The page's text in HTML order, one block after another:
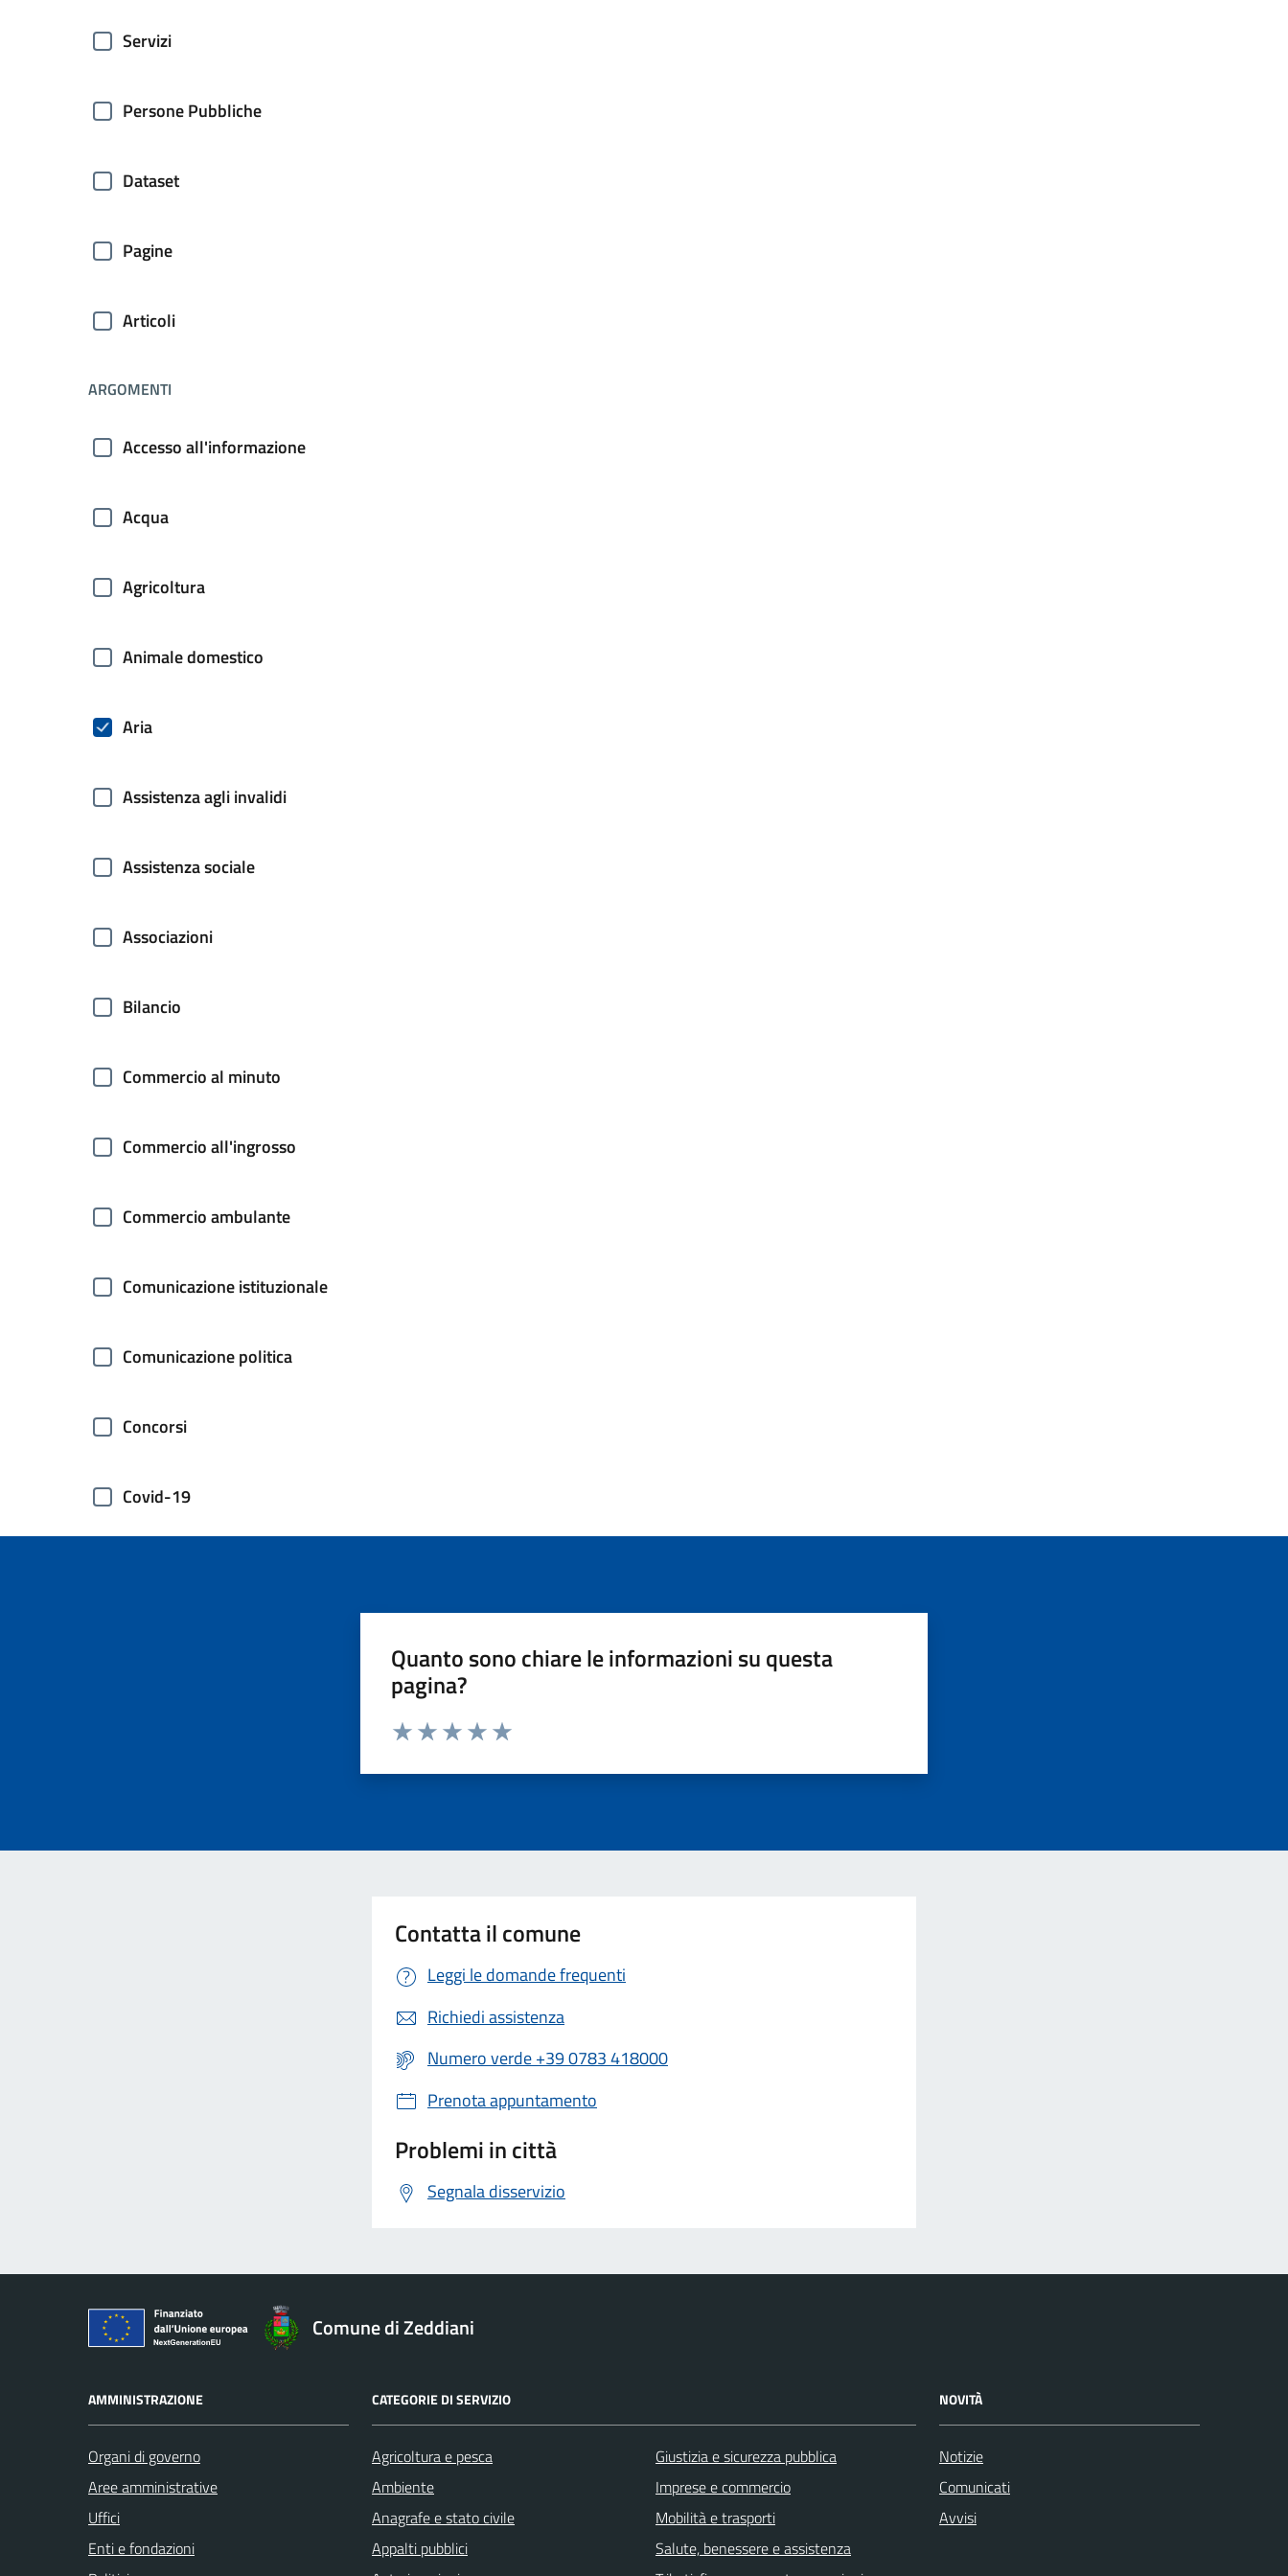
Servizi
Persone Pubbliche
Dataset
Pagine
Articoli
ARGOMENTI
Accesso all'informazione
Acqua
Agricoltura
Animale domestico
Aria
Assistenza agli invalidi
Assistenza sociale
Associazioni
Bilancio
Commercio al minuto
Commercio all'ingrosso
Commercio ambulante
Comunicazione istituzionale
Comunicazione politica
Concorsi
Covid-19
Formazione professionale
Imprese
Inquinamento
Integrazione sociale
Isolamento termico
Quanto sono chiare le informazioni su questa
pagina?
Contatta il comune
Leggi le domande frequenti
Richiedi assistenza
Numero verde +39 0783 418000
Prenota appuntamento
Problemi in città
Segnala disservizio
Comune di Zeddiani
AMMINISTRAZIONE
Organi di governo
Aree amministrative
Uffici
Enti e fondazioni
CATEGORIE DI SERVIZIO
Agricoltura e pesca
Ambiente
Anagrafe e stato civile
Appalti pubblici
Giustizia e sicurezza pubblica
Imprese e commercio
Mobilità e trasporti
Salute, benessere e assistenza
NOVITÀ
Notizie
Comunicati
Avvisi